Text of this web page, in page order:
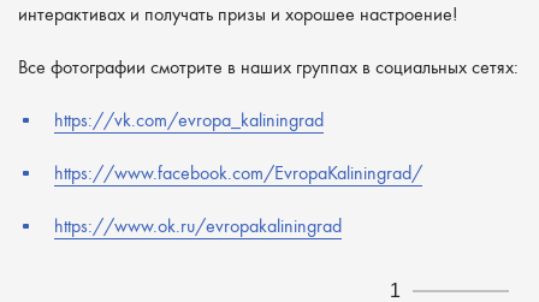
интерактивах и получать призы и хорошее настроение!
Все фотографии смотрите в наших группах в социальных сетях:
https://vk.com/evropa_kaliningrad
https://www.facebook.com/EvropaKaliningrad/
https://www.ok.ru/evropakaliningrad
1